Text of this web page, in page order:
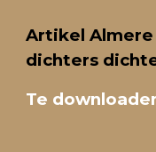
Artikel
dichters
Te